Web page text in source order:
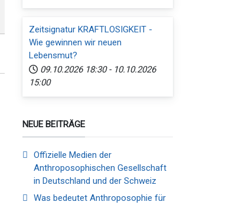
Zeitsignatur KRAFTLOSIGKEIT -
Wie gewinnen wir neuen
Lebensmut?
09.10.2026 18:30 - 10.10.2026
15:00
NEUE BEITRÄGE
Offizielle Medien der
Anthroposophischen Gesellschaft
in Deutschland und der Schweiz
Was bedeutet Anthroposophie für